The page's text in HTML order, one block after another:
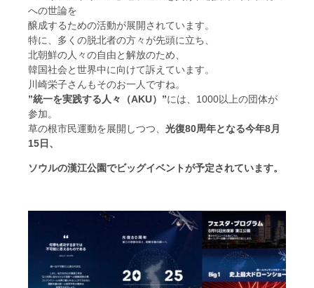
への世論を
醸成するための活動が展開されています。
特に、多くの脱北者の方々が先頭に立ち、
北朝鮮の人々の自由と解放のため、
韓国社会と世界中に向けて訴えています。
川崎栄子さんもそのお一人ですね。
”統一を実践する人々（AKU）”には、 1000以上の団体が
参加。
草の根市民運動を展開しつつ、 光復80周年となる今年8月
15日 、
ソウルの漢江公園でビッグイベントが予定されています。